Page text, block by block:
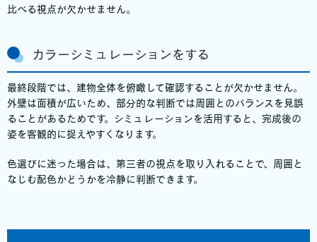
比べる視点が欠かせません。
カラーシミュレーションをする
最終段階では、建物全体を俯瞰して確認することが欠かせません。
外壁は面積が広いため、部分的な判断では周囲とのバランスを見誤
ることがあるためです。シミュレーションを活用すると、完成後の
姿を客観的に捉えやすくなります。
色選びに迷った場合は、第三者の視点を取り入れることで、周囲と
なじむ配色かどうかを冷静に判断できます。